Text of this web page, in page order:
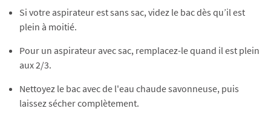
Si votre aspirateur est sans sac, videz le bac dès qu’il est
plein à moitié.
Pour un aspirateur avec sac, remplacez-le quand il est plein
aux 2/3.
Nettoyez le bac avec de l'eau chaude savonneuse, puis
laissez sécher complètement.